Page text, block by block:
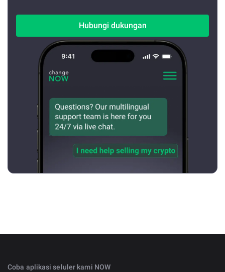
Hubungi dukungan
Coba aplikasi seluler kami NOW